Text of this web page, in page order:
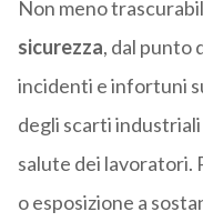
Non meno
sicurezza, dal punto
incidenti e infortuni
degli scarti
salute dei lavoratori.
o esposizione a